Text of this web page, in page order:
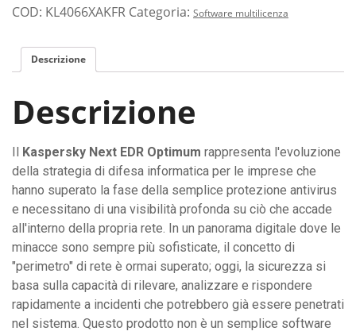
COD: KL4066XAKFR Categoria: Software multilicenza
Descrizione
Descrizione
Il Kaspersky Next EDR Optimum rappresenta l'evoluzione
della strategia di difesa informatica per le imprese che
hanno superato la fase della semplice protezione antivirus
e necessitano di una visibilità profonda su ciò che accade
all'interno della propria rete. In un panorama digitale dove le
minacce sono sempre più sofisticate, il concetto di
"perimetro" di rete è ormai superato; oggi, la sicurezza si
basa sulla capacità di rilevare, analizzare e rispondere
rapidamente a incidenti che potrebbero già essere penetrati
nel sistema. Questo prodotto non è un semplice software